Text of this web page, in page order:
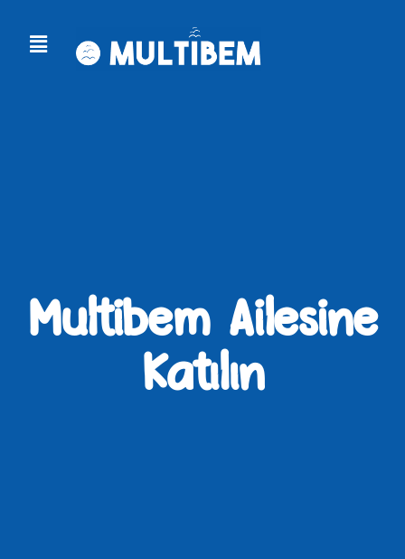
Multibem Ailesine
Katılın